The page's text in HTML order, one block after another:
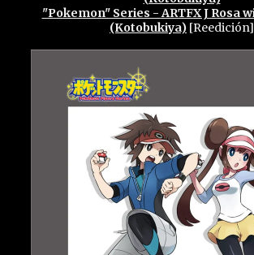
"Pokemon" Series - ARTFX J Rosa
(Kotobukiya) [Reedición]